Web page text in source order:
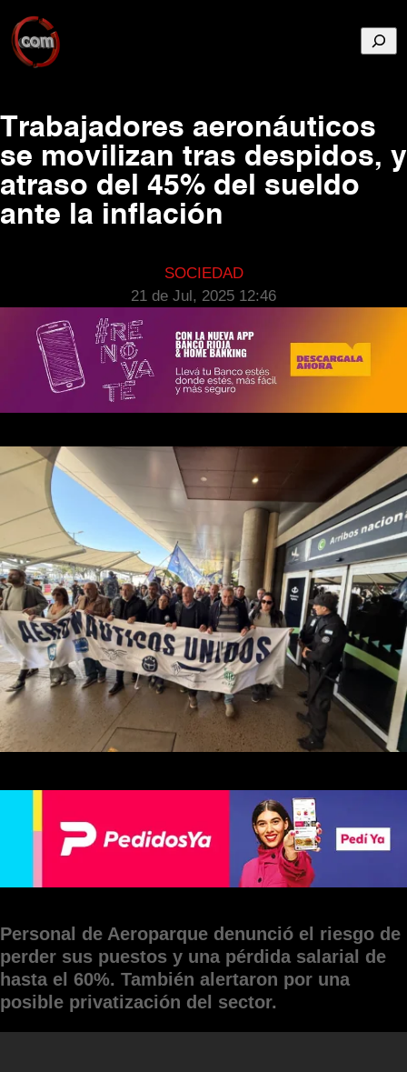
Trabajadores aeronáuticos
se movilizan tras despidos, y
atraso del 45% del sueldo
ante la inflación
SOCIEDAD
21 de Jul, 2025 12:46
Personal de Aeroparque denunció el riesgo de
perder sus puestos y una pérdida salarial de
hasta el 60%. También alertaron por una
posible privatización del sector.